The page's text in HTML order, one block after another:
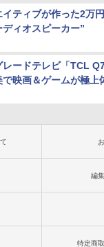
イティブが作った2万
ディオスピーカー”
レードテレビ「TCL
で映画＆ゲームが極上
編
特定商